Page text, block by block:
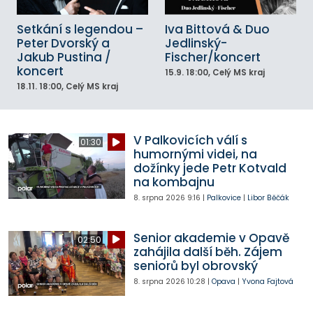
Setkání s legendou –
Peter Dvorský a
Jakub Pustina /
koncert
18.11. 18:00, Celý MS kraj
Iva Bittová & Duo
Jedlinský-
Fischer/koncert
15.9. 18:00, Celý MS kraj
01:30
V Palkovicích válí s
humornými videi, na
dožínky jede Petr Kotvald
na kombajnu
8. srpna 2026 9:16 | Palkovice| Libor Běčák
02:50
Senior akademie v Opavě
zahájila další běh. Zájem
seniorů byl obrovský
8. srpna 2026 10:28 | Opava | Yvona Fajtová